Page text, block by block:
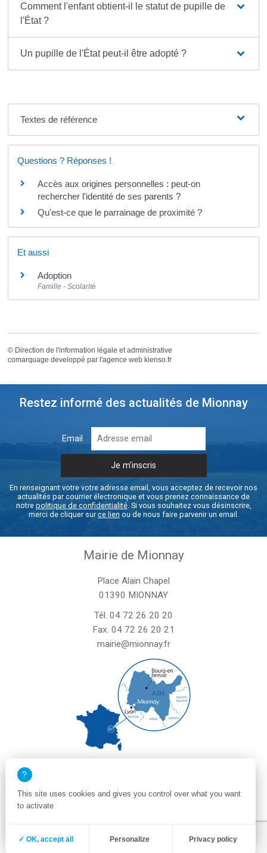
Comment l'enfant obtient-il le statut de pupille de
l'État ?
Un pupille de l'État peut-il être adopté ?
Textes de référence
Questions ? Réponses !
Accès aux origines personnelles : peut-on
rechercher l'identité de ses parents ?
Qu'est-ce que le parrainage de proximité ?
Et aussi
Adoption
Famille - Scolarité
© Direction de l'information légale et administrative
comarquage developpé par l'agence web kienso.fr
Restez informé des actualités de Mionnay
Email
En renseignant votre votre adresse email, vous acceptez de recevoir nos
actualités par courrier électronique et vous prenez connaissance de
notre politique de confidentialité. Si vous souhaitez vous désinscrire,
merci de cliquer surce lien ou de nous faire parvenir un email.
Mairie de Mionnay
Place Alain Chapel
01390 MIONNAY
Tél. 04 72 26 20 20
Fax. 04 72 26 20 21
mairie@mionnay.fr
le vendredi de 8h30 à 12h et de 13h30 à 16h30
un samedi matin sur deux de 8h30 à 12h
Zone membre
Mentions légales
Politique de confidentialité et cookies
Plan du site
This site uses cookies and gives you control over what you want
to activate
✓ OK, accept all Personalize Privacy policy